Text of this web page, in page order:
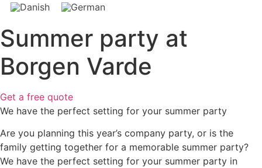
Summer party at
Borgen Varde
Get a free quote
We have the perfect setting for your summer party
Are you planning this year’s company party, or is the
family getting together for a memorable summer party?
We have the perfect setting for your summer party in